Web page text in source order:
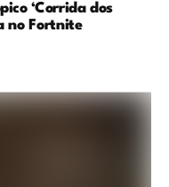
‘Corrida dos
no Fortnite